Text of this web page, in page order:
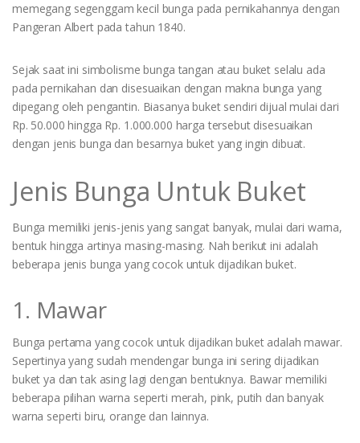
memegang segenggam kecil bunga pada pernikahannya dengan
Pangeran Albert pada tahun 1840.
Sejak saat ini simbolisme bunga tangan atau buket selalu ada
pada pernikahan dan disesuaikan dengan makna bunga yang
dipegang oleh pengantin. Biasanya buket sendiri dijual mulai dari
Rp. 50.000 hingga Rp. 1.000.000 harga tersebut disesuaikan
dengan jenis bunga dan besarnya buket yang ingin dibuat.
Jenis Bunga Untuk Buket
Bunga memiliki jenis-jenis yang sangat banyak, mulai dari warna,
bentuk hingga artinya masing-masing. Nah berikut ini adalah
beberapa jenis bunga yang cocok untuk dijadikan buket.
1. Mawar
Bunga pertama yang cocok untuk dijadikan buket adalah mawar.
Sepertinya yang sudah mendengar bunga ini sering dijadikan
buket ya dan tak asing lagi dengan bentuknya. Bawar memiliki
beberapa pilihan warna seperti merah, pink, putih dan banyak
warna seperti biru, orange dan lainnya.